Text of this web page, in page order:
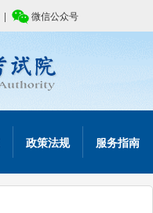
| 微信公众号
政策法规 服务指南